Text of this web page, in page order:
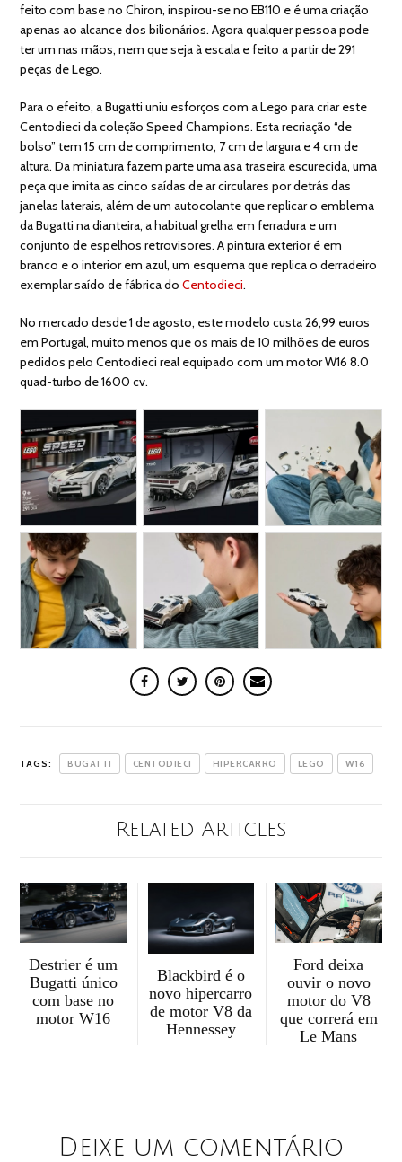
feito com base no Chiron, inspirou-se no EB110 e é uma criação
apenas ao alcance dos bilionários. Agora qualquer pessoa pode
ter um nas mãos, nem que seja à escala e feito a partir de 291
peças de Lego.
Para o efeito, a Bugatti uniu esforços com a Lego para criar este
Centodieci da coleção Speed Champions. Esta recriação “de
bolso” tem 15 cm de comprimento, 7 cm de largura e 4 cm de
altura. Da miniatura fazem parte uma asa traseira escurecida, uma
peça que imita as cinco saídas de ar circulares por detrás das
janelas laterais, além de um autocolante que replicar o emblema
da Bugatti na dianteira, a habitual grelha em ferradura e um
conjunto de espelhos retrovisores. A pintura exterior é em
branco e o interior em azul, um esquema que replica o derradeiro
exemplar saído de fábrica doCentodieci.
No mercado desde 1 de agosto, este modelo custa 26,99 euros
em Portugal, muito menos que os mais de 10 milhões de euros
pedidos pelo Centodieci real equipado com um motor W16 8.0
quad-turbo de 1600 cv.
TAGS: BUGATTI CENTODIECI HIPERCARRO LEGO W16
Related Articles
Destrier é um
Bugatti único
com base no
motor W16
Blackbird é o
novo hipercarro
de motor V8 da
Hennessey
Ford deixa
ouvir o novo
motor do V8
que correrá em
Le Mans
Deixe um comentário